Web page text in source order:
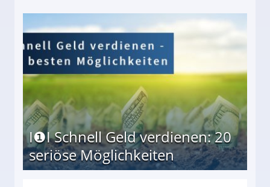
I❶I Schnell Geld verdienen: 20
seriöse Möglichkeiten